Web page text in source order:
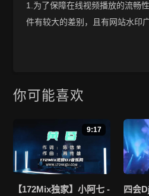
1.为了保障在线视频播放的流畅
件有较大的差别，且有网站水印广
2.下载的文件全部是原始高清的
起来分享！
4.如果您发现 《【172Mix独家
不够或无法播放的问题，请点击
5.172Mix舞曲视频网禁止发布
一旦核实，平台将严肃处理！！
6.本站音视频文件部分由用户上
者，如有侵犯您的版权，请点击
你可能喜欢
9:17
【172Mix独家】小阿七 -
四会